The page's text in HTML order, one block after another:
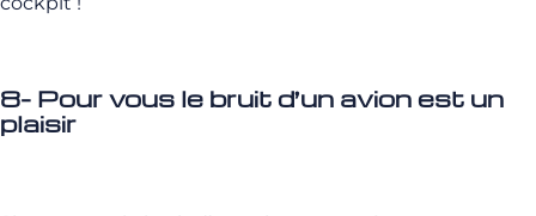
8- Pour vous le bruit d’un avion est un
plaisir